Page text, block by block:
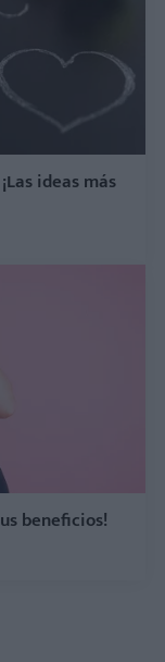
ideas más
beneficios!